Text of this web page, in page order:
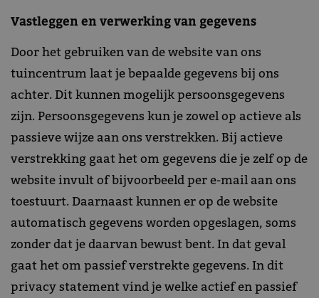
Vastleggen en verwerking van gegevens
Door het gebruiken van de website van ons
tuincentrum laat je bepaalde gegevens bij ons
achter. Dit kunnen mogelijk persoonsgegevens
zijn. Persoonsgegevens kun je zowel op actieve als
passieve wijze aan ons verstrekken. Bij actieve
verstrekking gaat het om gegevens die je zelf op de
website invult of bijvoorbeeld per e-mail aan ons
toestuurt. Daarnaast kunnen er op de website
automatisch gegevens worden opgeslagen, soms
zonder dat je daarvan bewust bent. In dat geval
gaat het om passief verstrekte gegevens. In dit
privacy statement vind je welke actief en passief